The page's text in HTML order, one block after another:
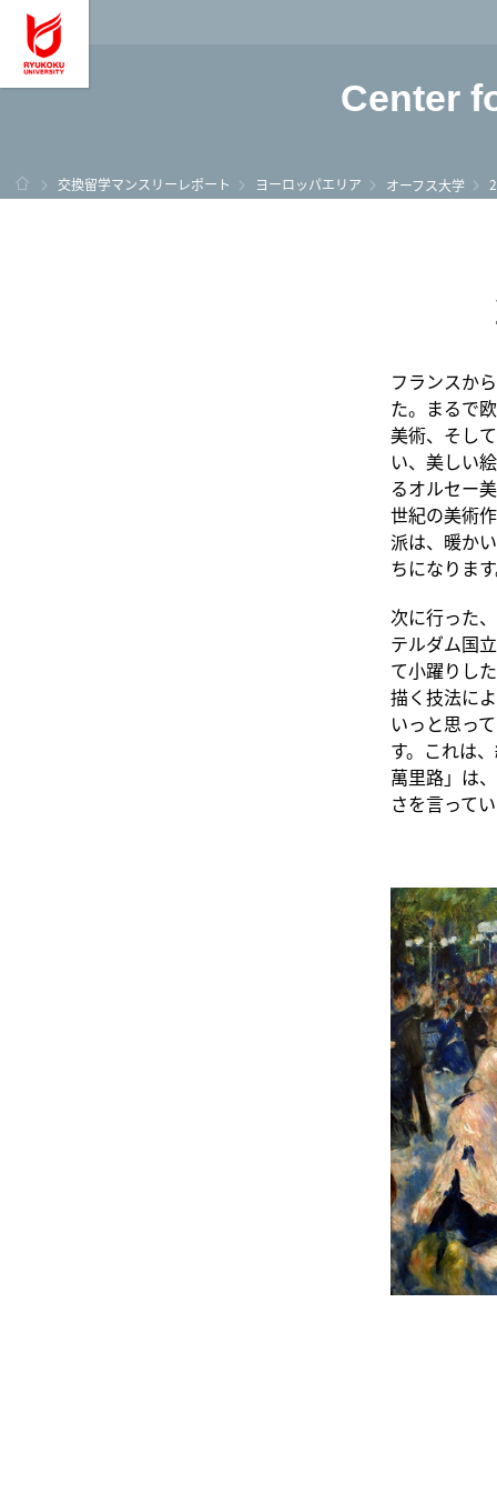
龍谷大学 You,
Center
ホーム
交換留学マンスリーレポート ヨーロッパエリア オーフス大学
フランスか
た。まるで
美術、そし
い、美しい
るオルセー
世紀の美術
派は、暖か
ちになりま
次に行った
テルダム国
て小躍りし
描く技法に
いっと思っ
す。これは
萬里路」は
さを言って